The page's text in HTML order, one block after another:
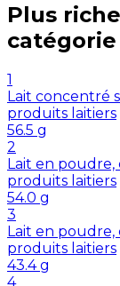
Plus
catégorie
1
Lait concentré
produits laitiers
56.5 g
2
Lait en poudre,
produits laitiers
54.0 g
3
Lait en
produits laitiers
43.4 g
4